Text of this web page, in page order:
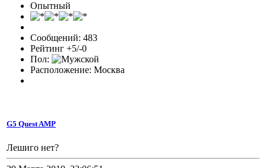
Опытный
Сообщений: 483
Рейтинг +5/-0
Пол:
Расположение: Москва
G5 Quest AMP
Лешиго нет?